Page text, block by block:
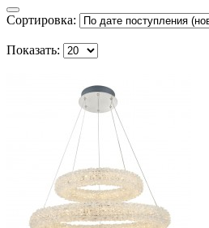
Сортировка:
Показать: